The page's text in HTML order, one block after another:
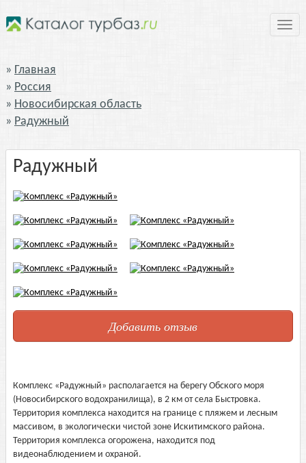
Главная
Россия
Новосибирская область
Радужный
Радужный
Добавить отзыв
Комплекс «Радужный» располагается на берегу Обского моря
(Новосибирского водохранилища), в 2 км от села Быстровка.
Территория комплекса находится на границе с пляжем и лесным
массивом, в экологически чистой зоне Искитимского района.
Территория комплекса огорожена, находится под
видеонаблюдением и охраной.